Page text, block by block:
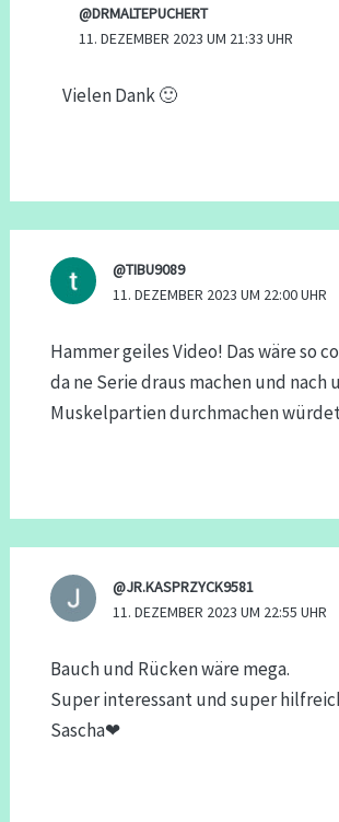
@DRMALTEPUCHERT
11. DEZEMBER 2023 UM 21:33 UHR
Vielen Dank 🙂
@TIBU9089
11. DEZEMBER 2023 UM 22:00 UHR
Hammer geiles Video! Das wäre so
da ne Serie draus machen und nach
Muskelpartien durchmachen
@JR.KASPRZYCK9581
11. DEZEMBER 2023 UM 22:55 UHR
Bauch und Rücken wäre mega.
Super interessant und super
Sascha❤